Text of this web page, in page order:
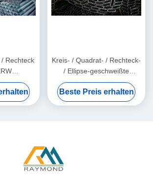
Rechteck
Stahl mit
Kreis- / Quadrat- / Rechteck-
/ Ellipse-geschweißte
Stahlrohre mit verzinkter,
geölter und schwarzer
Oberfläche
Beste Preis erhalten